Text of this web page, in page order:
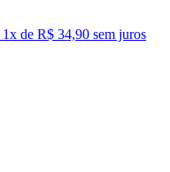
1x de R$ 34,90 sem juros